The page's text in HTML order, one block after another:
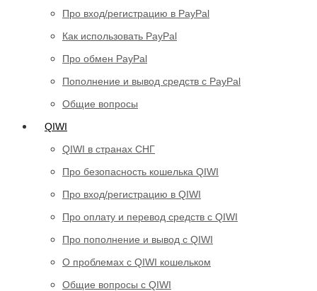
Про вход/регистрацию в PayPal
Как использовать PayPal
Про обмен PayPal
Пополнение и вывод средств с PayPal
Общие вопросы
QIWI
QIWI в странах СНГ
Про безопасность кошелька QIWI
Про вход/регистрацию в QIWI
Про оплату и перевод средств c QIWI
Про пополнение и вывод с QIWI
О проблемах с QIWI кошельком
Общие вопросы с QIWI